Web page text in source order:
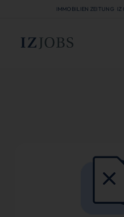
IMMOBILIEN ZEITUNG IZ